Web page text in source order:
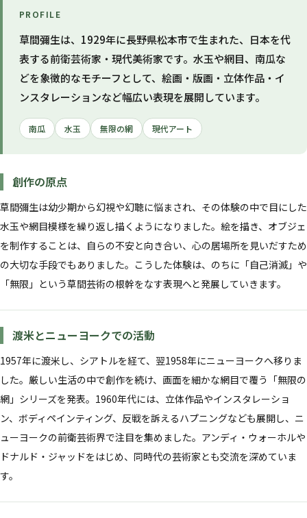
PROFILE
草間彌生は、1929年に長野県松本市で生まれた、日本を代
表する前衛芸術家・現代美術家です。水玉や網目、南瓜な
どを象徴的なモチーフとして、絵画・版画・立体作品・イ
ンスタレーションなど幅広い表現を展開しています。
南瓜 水玉 無限の網 現代アート
創作の原点
草間彌生は幼少期から幻視や幻聴に悩まされ、その体験の中で目にした
水玉や網目模様を繰り返し描くようになりました。絵を描き、オブジェ
を制作することは、自らの不安と向き合い、心の居場所を見いだすため
の大切な手段でもありました。こうした体験は、のちに「自己消滅」や
「無限」という草間芸術の根幹をなす表現へと発展していきます。
渡米とニューヨークでの活動
1957年に渡米し、シアトルを経て、翌1958年にニューヨークへ移りま
した。厳しい生活の中で創作を続け、画面を細かな網目で覆う「無限の
網」シリーズを発表。1960年代には、立体作品やインスタレーショ
ン、ボディペインティング、反戦を訴えるハプニングなども展開し、ニ
ューヨークの前衛芸術界で注目を集めました。アンディ・ウォーホルや
ドナルド・ジャッドをはじめ、同時代の芸術家とも交流を深めていま
す。